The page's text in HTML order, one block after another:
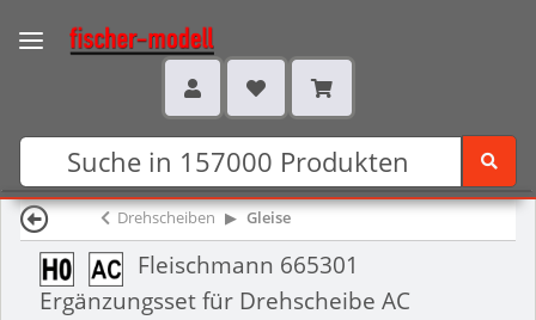
Drehscheiben Gleise
Fleischmann 665301
Ergänzungsset für Drehscheibe AC